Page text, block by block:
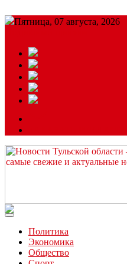
Пятница, 07 августа, 2026
Читайте последние новости
Политика
Экономика
Общество